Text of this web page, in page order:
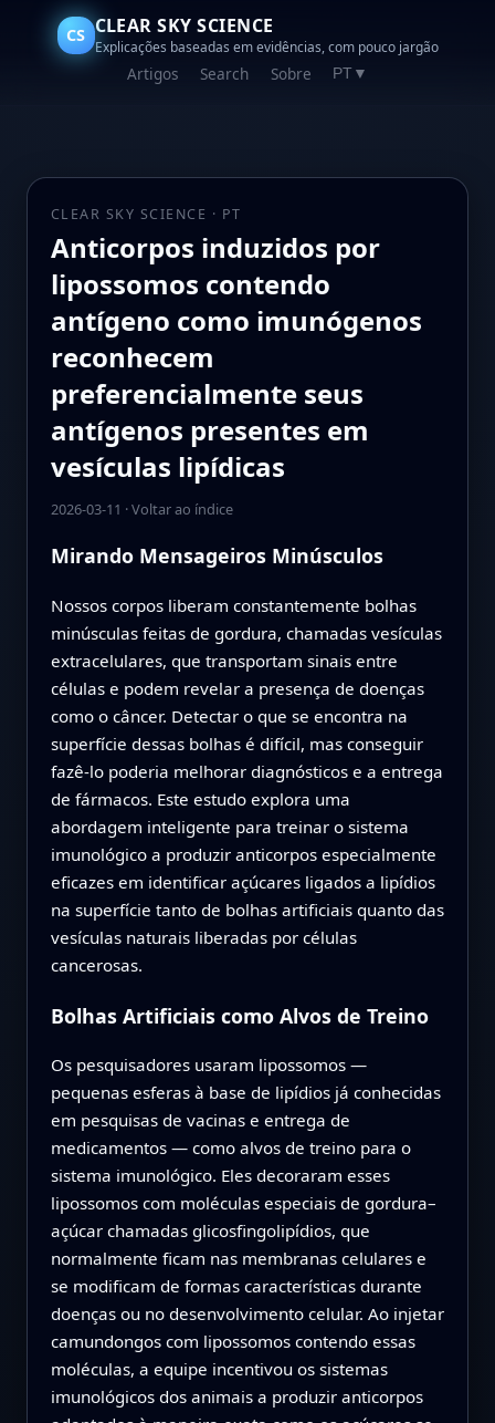
CS CLEAR SKY SCIENCE
Explicações baseadas em evidências, com pouco jargão
Artigos Search Sobre PT ▼
CLEAR SKY SCIENCE · PT
Anticorpos induzidos por
lipossomos contendo
antígeno como imunógenos
reconhecem
preferencialmente seus
antígenos presentes em
vesículas lipídicas
2026-03-11 ·Voltar ao índice
Mirando Mensageiros Minúsculos
Nossos corpos liberam constantemente bolhas
minúsculas feitas de gordura, chamadas vesículas
extracelulares, que transportam sinais entre
células e podem revelar a presença de doenças
como o câncer. Detectar o que se encontra na
superfície dessas bolhas é difícil, mas conseguir
fazê-lo poderia melhorar diagnósticos e a entrega
de fármacos. Este estudo explora uma
abordagem inteligente para treinar o sistema
imunológico a produzir anticorpos especialmente
eficazes em identificar açúcares ligados a lipídios
na superfície tanto de bolhas artificiais quanto das
vesículas naturais liberadas por células
cancerosas.
Bolhas Artificiais como Alvos de Treino
Os pesquisadores usaram lipossomos —
pequenas esferas à base de lipídios já conhecidas
em pesquisas de vacinas e entrega de
medicamentos — como alvos de treino para o
sistema imunológico. Eles decoraram esses
lipossomos com moléculas especiais de gordura–
açúcar chamadas glicosfingolipídios, que
normalmente ficam nas membranas celulares e
se modificam de formas características durante
doenças ou no desenvolvimento celular. Ao injetar
camundongos com lipossomos contendo essas
moléculas, a equipe incentivou os sistemas
imunológicos dos animais a produzir anticorpos